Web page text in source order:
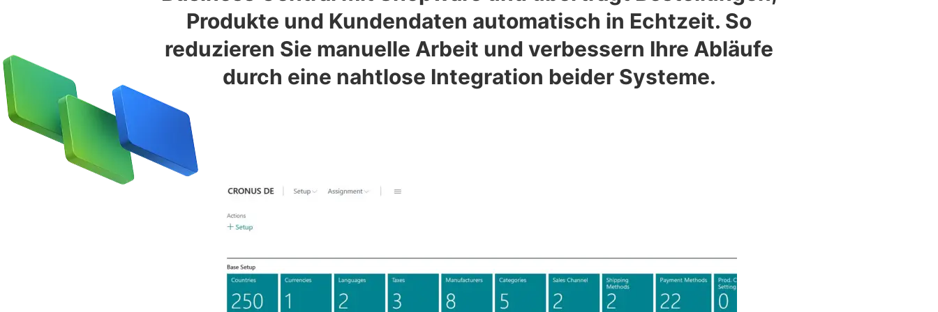
Produkte und Kundendaten automatisch in Echtzeit. So
reduzieren Sie manuelle Arbeit und verbessern Ihre Abläufe
durch eine nahtlose Integration beider Systeme.